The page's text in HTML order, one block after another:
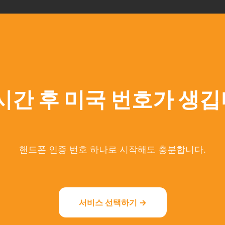
간 후 미국 번호가 생
핸드폰 인증 번호 하나로 시작해도 충분합니다.
서비스 선택하기 →